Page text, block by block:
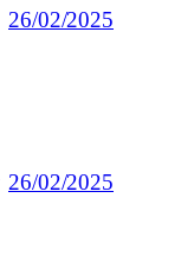
26/02/2025
26/02/2025